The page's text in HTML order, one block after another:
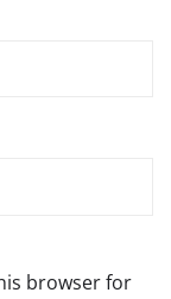
browser for